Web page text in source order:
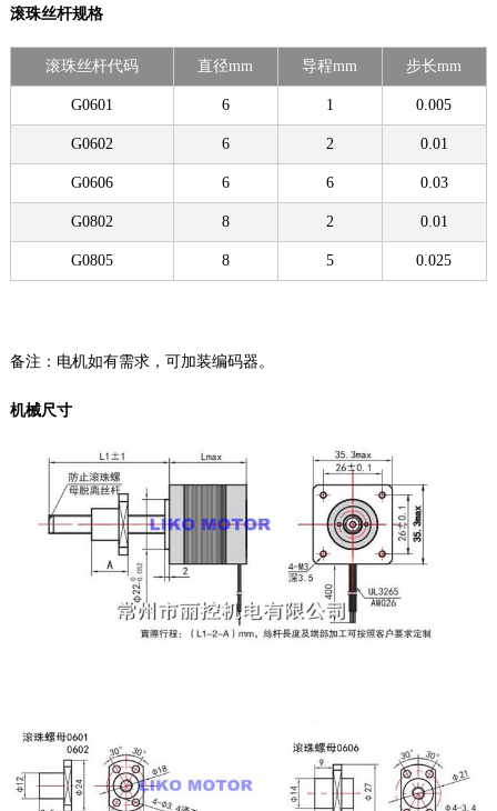
滚珠丝杆规格
滚珠丝杆代码 直径mm 导程mm 步长mm
G0601 6 1 0.005
G0602 6 2 0.01
G0606 6 6 0.03
G0802 8 2 0.01
G0805 8 5 0.025
备注：电机如有需求，可加装编码器。
机械尺寸